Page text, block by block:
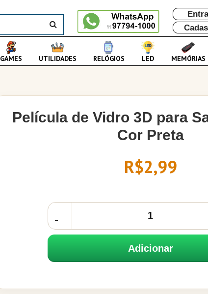
BUSCAR
GAMES UTILIDADES RELÓGIOS LED MEMÓRIAS
Película de Vidro 3D para
Cor Preta
R$2,99
Adicionar